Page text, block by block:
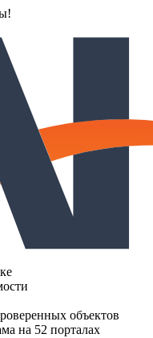
объектов
на 52 порталах